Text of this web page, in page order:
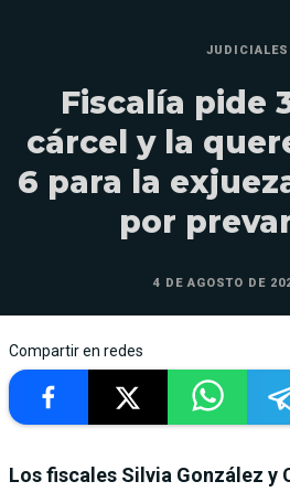
JUDICIALES
Fiscalía pide
cárcel y la
6 para la
por
4 DE AGOSTO DE
Compartir en redes
Los fiscales Silvia González y